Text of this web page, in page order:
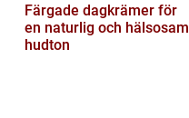
Färgade dagkrämer för
en naturlig och hälsosam
hudton